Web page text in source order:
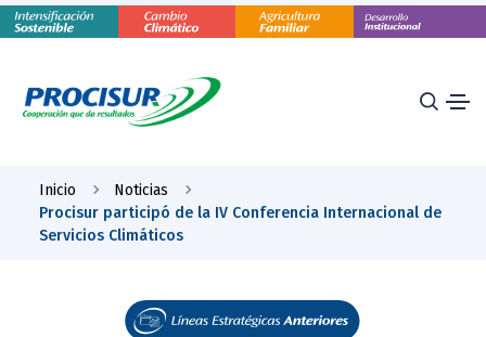
Inicio
Noticias
Procisur participó de la IV Conferencia Internacional de
Servicios Climáticos